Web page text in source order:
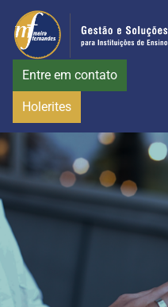
Entre em contato
Holerites